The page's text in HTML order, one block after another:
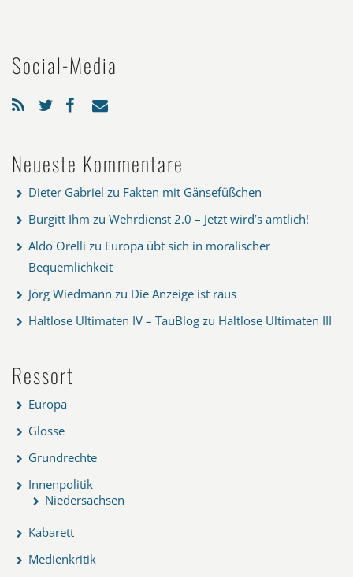
Social-Media
Neueste Kommentare
Dieter Gabriel zu Fakten mit Gänsefüßchen
Burgitt Ihm zu Wehrdienst 2.0 – Jetzt wird’s amtlich!
Aldo Orelli zu Europa übt sich in moralischer
Bequemlichkeit
Jörg Wiedmann zu Die Anzeige ist raus
Haltlose Ultimaten IV – TauBlog zu Haltlose Ultimaten III
Ressort
Europa
Glosse
Grundrechte
Innenpolitik
Niedersachsen
Kabarett
Medienkritik